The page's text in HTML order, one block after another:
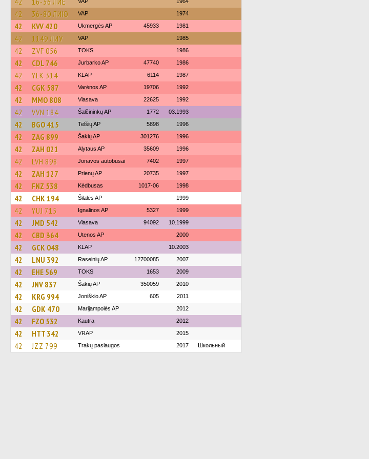
42 36-80 ЛИЮ VAP 1974
42 KVV 420 Ukmergės AP 45933 1981
42 1149 ЛИУ VAP 1985
42 ZVF 056 TOKS 1986
42 CDL 746 Jurbarko AP 47740 1986
42 YLK 314 KLAP 6114 1987
42 CGK 587 Varėnos AP 19706 1992
42 MMO 808 Vlasava 22625 1992
42 VVN 184 Šalčininkų AP 1772 03.1993
42 BGO 415 Telšių AP 5898 1996
42 ZAG 899 Šakių AP 301276 1996
42 ZAH 021 Alytaus AP 35609 1996
42 LVH 898 Jonavos autobusai 7402 1997
42 ZAH 127 Prienų AP 20735 1997
42 FNZ 538 Kėdbusas 1017-06 1998
42 CHK 194 Šilalės AP 1999
42 YUJ 715 Ignalinos AP 5327 1999
42 JMD 542 Vlasava 94092 10.1999
42 CBD 364 Utenos AP 2000
42 GCK 048 KLAP 10.2003
42 LNU 392 Raseinių AP 12700085 2007
42 EHE 569 TOKS 1653 2009
42 JNV 837 Šakių AP 350059 2010
42 KRG 994 Joniškio AP 605 2011
42 GDK 470 Marijampolės AP 2012
42 FZO 532 Kautra 2012
42 HTT 342 VRAP 2015
42 JZZ 799 Trakų paslaugos 2017 Школьный